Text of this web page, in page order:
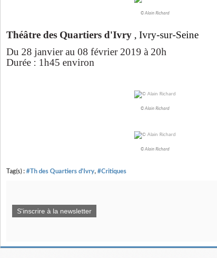
© Alain Richard
Théâtre des Quartiers d'Ivry , Ivry-sur-Seine
Du 28 janvier au 08 février 2019 à 20h
Durée : 1h45 environ
© Alain Richard
© Alain Richard
Tag(s) : #Th des Quartiers d'Ivry, #Critiques
S'inscrire à la newsletter